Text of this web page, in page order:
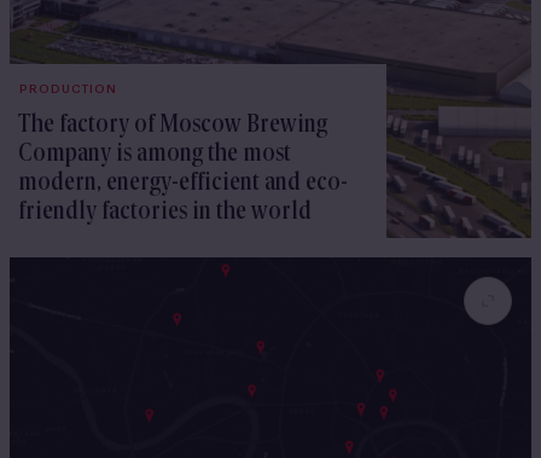
PRODUCTION
The factory of Moscow Brewing
Company is among the most
modern, energy-efficient and eco-
friendly factories in the world